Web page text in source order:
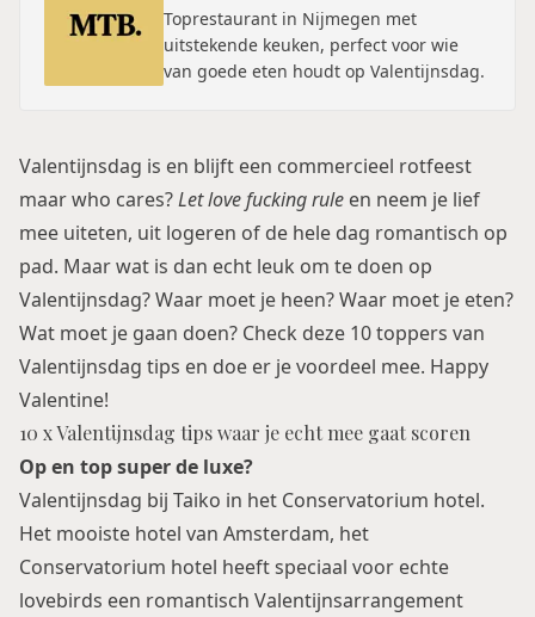
Toprestaurant in Nijmegen met
uitstekende keuken, perfect voor wie
van goede eten houdt op Valentijnsdag.
Valentijnsdag is en blijft een commercieel rotfeest
maar who cares?Let love fucking rule en neem je lief
mee uiteten, uit logeren of de hele dag romantisch op
pad. Maar wat is dan echt leuk om te doen op
Valentijnsdag? Waar moet je heen? Waar moet je eten?
Wat moet je gaan doen? Check deze 10 toppers van
Valentijnsdag tips en doe er je voordeel mee. Happy
Valentine!
10 x Valentijnsdag tips waar je echt mee gaat scoren
Op en top super de luxe?
Valentijnsdag bij Taiko in het Conservatorium hotel.
Het mooiste hotel van Amsterdam, het
Conservatorium hotel heeft speciaal voor echte
lovebirds een romantisch Valentijnsarrangement